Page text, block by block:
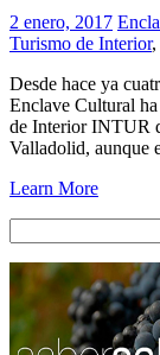
2 enero, 2017
Turismo de Interior,
Desde hace ya
Enclave Cultural
de Interior INTUR
Valladolid, aunque
Learn More